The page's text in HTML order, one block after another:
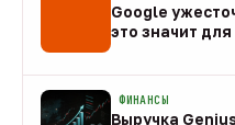
Google
это значит
ФИНАНСЫ
Выручка